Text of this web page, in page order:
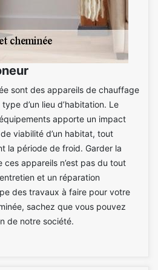
sont des appareils de chauffage
d’un lieu d’habitation. Le
apporte un impact
viabilité d’un habitat, tout
la période de froid. Garder la
appareils n’est pas du tout
et un réparation
des travaux à faire pour votre
sachez que vous pouvez
de notre société.